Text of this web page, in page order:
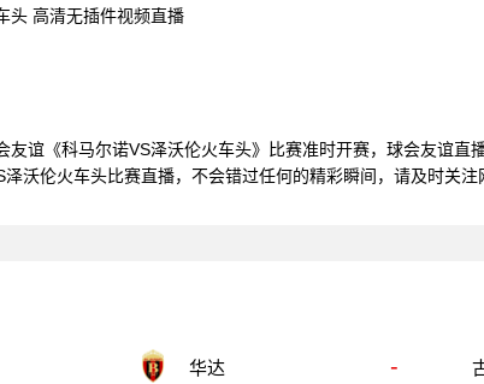
头 高清无插件视频直播
谊《科马尔诺VS泽沃伦火车头》比赛准时开赛，球会友谊
沃伦火车头比赛直播，不会错过任何的精彩瞬间，请及时关注
华达 -